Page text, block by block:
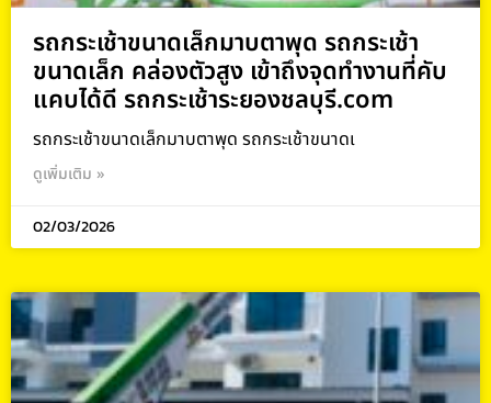
รถกระเช้าขนาดเล็กมาบตาพุด รถกระเช้า
ขนาดเล็ก คล่องตัวสูง เข้าถึงจุดทำงานที่คับ
แคบได้ดี รถกระเช้าระยองชลบุรี.com
รถกระเช้าขนาดเล็กมาบตาพุด รถกระเช้าขนาดเ
ดูเพิ่มเติม »
02/03/2026